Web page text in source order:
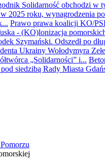
Solidarność obchodzi w
2025 roku, wynagrodzenia
Prawo prawa koalicji KO/
- (KO)lonizacja
Szymański. Odszedł po
Ukrainy Wołodymyra
„Solidarności” i...
siedzibą Rady Miasta